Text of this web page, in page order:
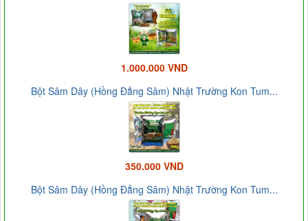
1.000.000 VND
Bột Sâm Dây (Hồng Đẳng Sâm) Nhật Trường Kon Tum...
350.000 VND
Bột Sâm Dây (Hồng Đẳng Sâm) Nhật Trường Kon Tum...